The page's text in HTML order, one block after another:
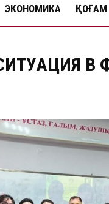
ЭКОНОМИКА ҚОҒАМ
В